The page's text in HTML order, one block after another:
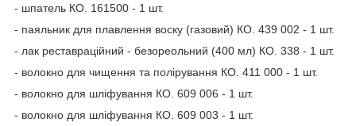
- шпатель КО. 161500 - 1 шт.
- паяльник для плавлення воску (газовий) КО. 439 002 - 1 шт.
- лак реставраційний - безореольний (400 мл) КО. 338 - 1 шт.
- волокно для чищення та полірування КО. 411 000 - 1 шт.
- волокно для шліфування КО. 609 006 - 1 шт.
- волокно для шліфування КО. 609 003 - 1 шт.